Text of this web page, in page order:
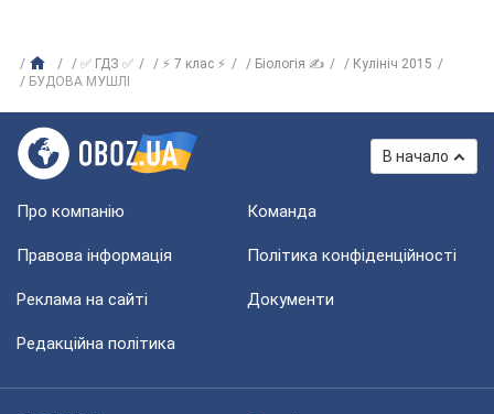
✅ ГДЗ ✅ ⚡ 7 клас ⚡ Біологія ✍
Кулініч 2015
БУДОВА МУШЛІ
В начало
Про компанію Команда
Правова інформація Політика конфіденційності
Реклама на сайті Документи
Редакційна політика